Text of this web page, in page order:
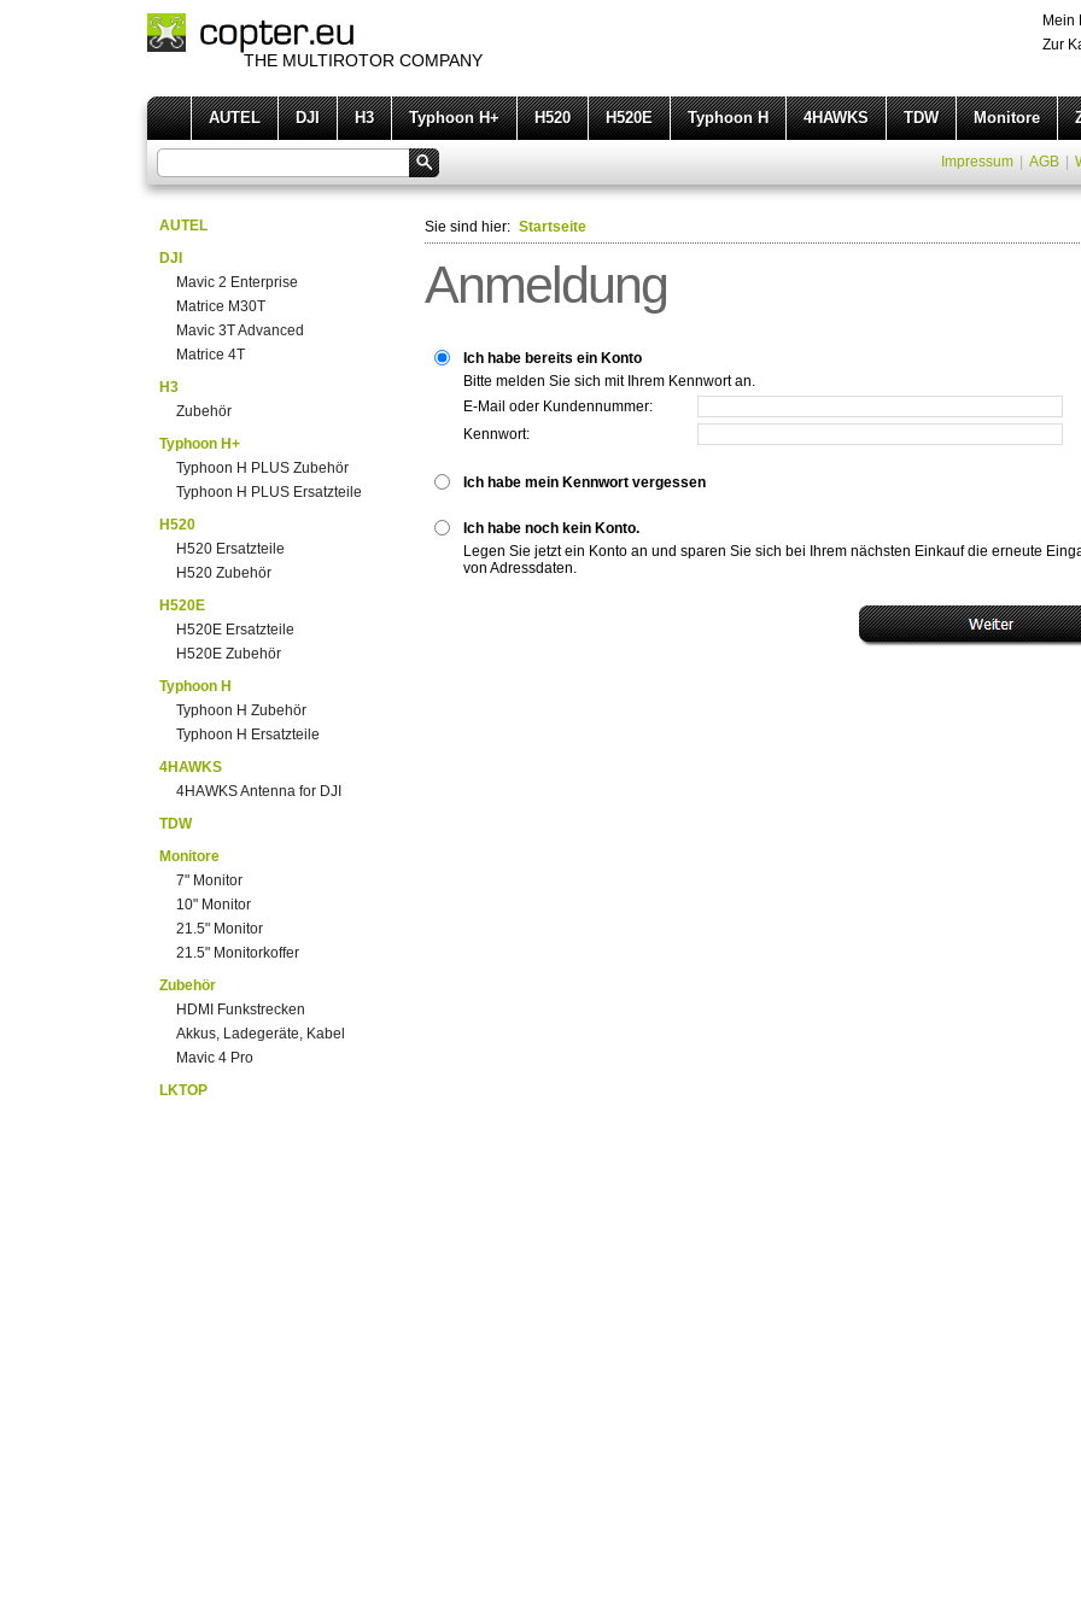
THE MULTIROTOR COMPANY
Mein
Zur
AUTEL DJI H3 Typhoon H+ H520 H520E Typhoon H 4HAWKS TDW Monitore
Impressum AGB
AUTEL
DJI
Mavic 2 Enterprise
Matrice M30T
Mavic 3T Advanced
Matrice 4T
H3
Zubehör
Typhoon H+
Typhoon H PLUS Zubehör
Typhoon H PLUS Ersatzteile
H520
H520 Ersatzteile
H520 Zubehör
H520E
H520E Ersatzteile
H520E Zubehör
Typhoon H
Typhoon H Zubehör
Typhoon H Ersatzteile
4HAWKS
4HAWKS Antenna for DJI
TDW
Monitore
7" Monitor
10" Monitor
21.5" Monitor
21.5" Monitorkoffer
Zubehör
HDMI Funkstrecken
Akkus, Ladegeräte, Kabel
Mavic 4 Pro
LKTOP
Sie sind hier: Startseite
Anmeldung
Ich habe bereits ein Konto
Bitte melden Sie sich mit Ihrem Kennwort an.
E-Mail oder Kundennummer:
Kennwort:
Ich habe mein Kennwort vergessen
Ich habe noch kein Konto.
Legen Sie jetzt ein Konto an und sparen Sie sich bei Ihrem nächsten Einkauf die erneute
von Adressdaten.